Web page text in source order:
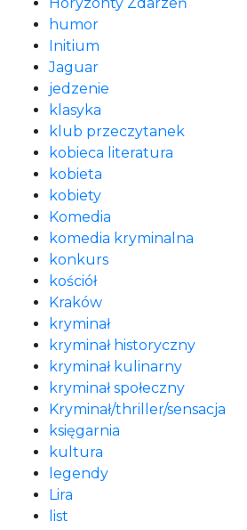
humor
Initium
Jaguar
jedzenie
klasyka
klub przeczytanek
kobieca literatura
kobieta
kobiety
Komedia
komedia kryminalna
konkurs
kościół
Kraków
kryminał
kryminał historyczny
kryminał kulinarny
kryminał społeczny
Kryminał/thriller/sensacja
księgarnia
kultura
legendy
Lira
list